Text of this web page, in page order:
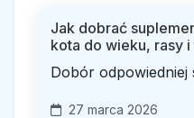
Jak dobrać
kota do wieku, rasy
Dobór odpowiedniej
27 marca 2026